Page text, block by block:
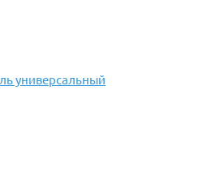
универсальный